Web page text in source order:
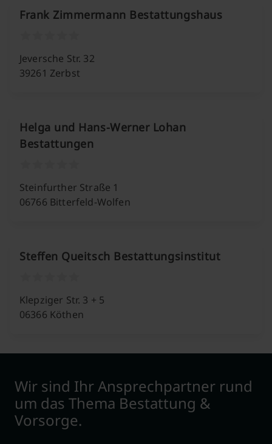
Frank Zimmermann Bestattungshaus
Jeversche Str. 32
39261 Zerbst
Helga und Hans-Werner Lohan
Bestattungen
Steinfurther Straße 1
06766 Bitterfeld-Wolfen
Steffen Queitsch Bestattungsinstitut
Klepziger Str. 3 + 5
06366 Köthen
Wir sind Ihr Ansprechpartner rund
um das Thema Bestattung &
Vorsorge.